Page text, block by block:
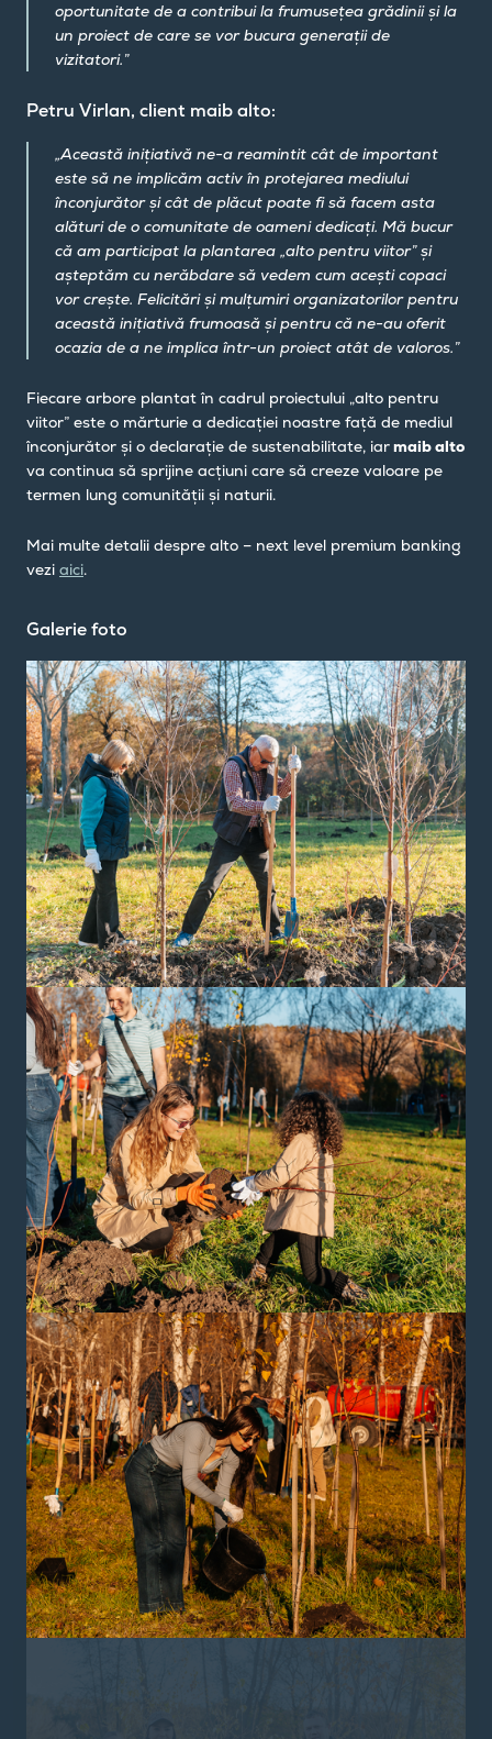
oportunitate de a contribui la frumusețea grădinii și la
un proiect de care se vor bucura generații de
vizitatori.”
Petru Virlan, client maib alto:
„Această inițiativă ne-a reamintit cât de important
este să ne implicăm activ în protejarea mediului
înconjurător și cât de plăcut poate fi să facem asta
alături de o comunitate de oameni dedicați. Mă bucur
că am participat la plantarea „alto pentru viitor” și
așteptăm cu nerăbdare să vedem cum acești copaci
vor crește. Felicitări și mulțumiri organizatorilor pentru
această inițiativă frumoasă și pentru că ne-au oferit
ocazia de a ne implica într-un proiect atât de valoros.”
Fiecare arbore plantat în cadrul proiectului „alto pentru
viitor” este o mărturie a dedicației noastre față de mediul
înconjurător și o declarație de sustenabilitate, iarmaib alto
va continua să sprijine acțiuni care să creeze valoare pe
termen lung comunității și naturii.
Mai multe detalii despre alto – next level premium banking
vezi aici.
Galerie foto